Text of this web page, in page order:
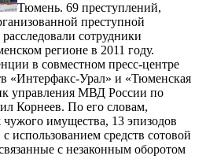
Тюмень. 69 преступлений,
преступной
сотрудники
регионе в 2011 году.
в совместном пресс-центре
«Интерфакс-Урал» и «Тюменская
управления МВД России по
Корнеев. По его словам,
имущества, 13 эпизодов
использованием средств сотовой
с незаконным оборотом